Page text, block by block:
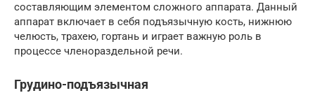
составляющим элементом сложного аппарата. Данный
аппарат включает в себя подъязычную кость, нижнюю
челюсть, трахею, гортань и играет важную роль в
процессе членораздельной речи.
Грудино-подъязычная